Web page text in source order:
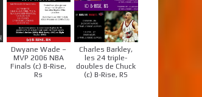
Dwyane Wade –
MVP 2006 NBA
Finals (c) B-Rise,
Rs
Charles Barkley,
les 24 triple-
doubles de Chuck
(c) B-Rise, RS